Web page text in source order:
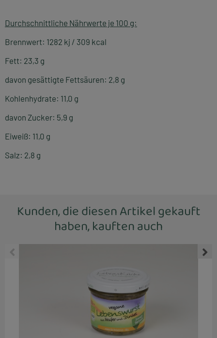
Durchschnittliche Nährwerte je 100 g:
Brennwert: 1282 kj / 309 kcal
Fett: 23,3 g
davon gesättigte Fettsäuren: 2,8 g
Kohlenhydrate: 11,0 g
davon Zucker: 5,9 g
Eiweiß: 11,0 g
Salz: 2,8 g
Kunden, die diesen Artikel gekauft
haben, kauften auch